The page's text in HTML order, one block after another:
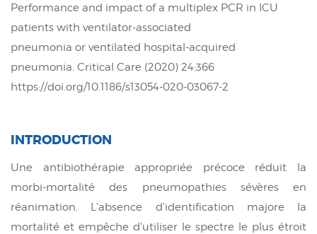
Performance and impact of a multiplex PCR in ICU
patients with ventilator-associated
pneumonia or ventilated hospital-acquired
pneumonia. Critical Care (2020) 24:366
https://doi.org/10.1186/s13054-020-03067-2
INTRODUCTION
Une antibiothérapie appropriée précoce réduit la
morbi-mortalité des pneumopathies sévères en
réanimation. L'absence d'identification majore la
mortalité et empêche d'utiliser le spectre le plus étroit